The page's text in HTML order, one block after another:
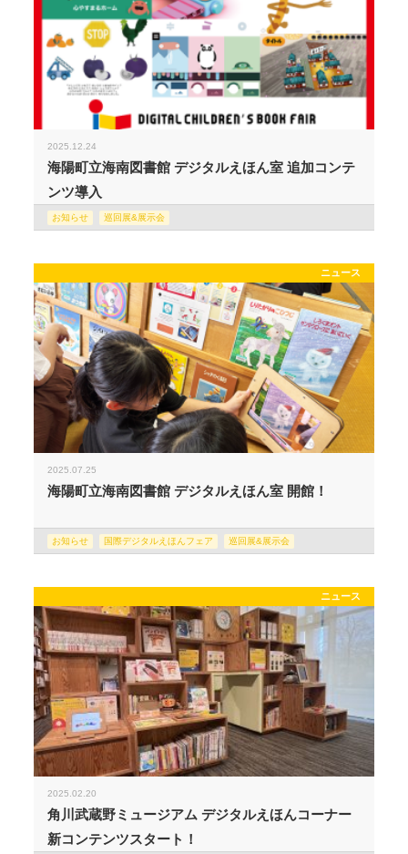
2025.12.24
海陽町立海南図書館 デジタルえほん室 追加コンテ
ンツ導入
お知らせ 巡回展&展示会
ニュース
2025.07.25
海陽町立海南図書館 デジタルえほん室 開館！
お知らせ 国際デジタルえほんフェア 巡回展&展示会
ニュース
2025.02.20
角川武蔵野ミュージアム デジタルえほんコーナー
新コンテンツスタート！